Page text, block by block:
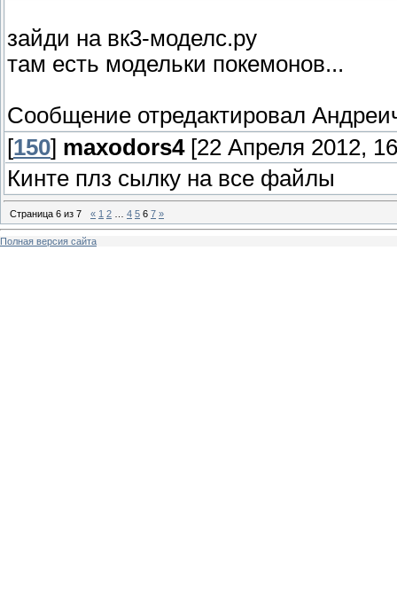
Клёвая модель! Не знаю от куда, но всё-
зайди на вк3-моделс.ру
там есть модельки покемонов...
Сообщение отредактировал
[150] maxodors4[22 Апреля 2012,
Кинте плз сылку на все файлы
Страница 6 из 7 « 1 2 4 5 6 7 »
Полная версия сайта